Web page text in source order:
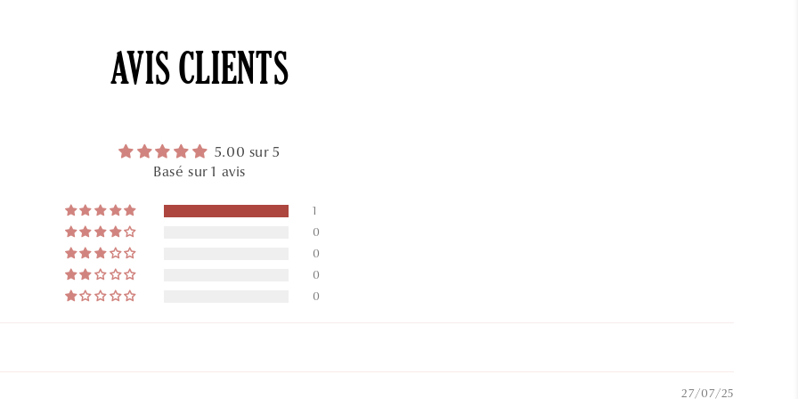
AVIS CLIENTS
5.00 sur 5
Basé sur 1 avis
1
0
0
0
0
27/07/25